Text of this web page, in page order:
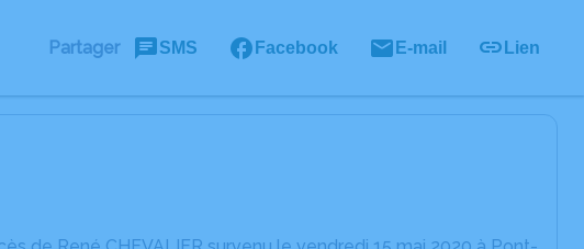
Partager SMS Facebook E-mail Lien